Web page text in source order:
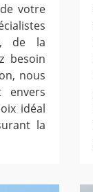
votre
de la
besoin
nous
envers
idéal
la